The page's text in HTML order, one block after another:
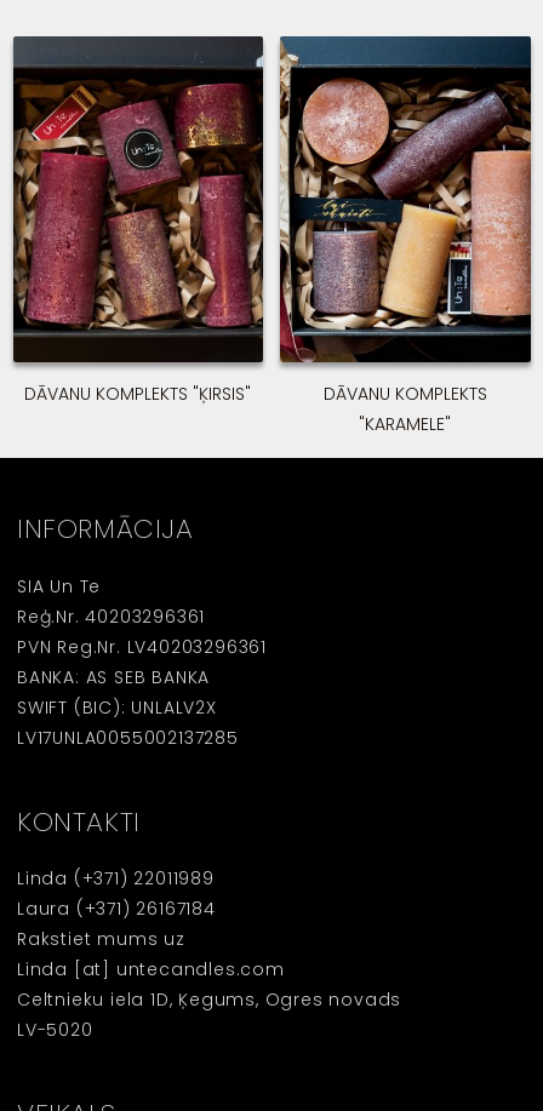
DĀVANU KOMPLEKTS "ĶIRSIS"
DĀVANU KOMPLEKTS
"KARAMELE"
INFORMĀCIJA
SIA Un Te
Reģ.Nr. 40203296361
PVN Reg.Nr. LV40203296361
BANKA: AS SEB BANKA
SWIFT (BIC): UNLALV2X
LV17UNLA0055002137285
KONTAKTI
Linda (+371) 22011989
Laura (+371) 26167184
Rakstiet mums uz
Linda [at] untecandles.com
Celtnieku iela 1D, Ķegums, Ogres novads
LV-5020